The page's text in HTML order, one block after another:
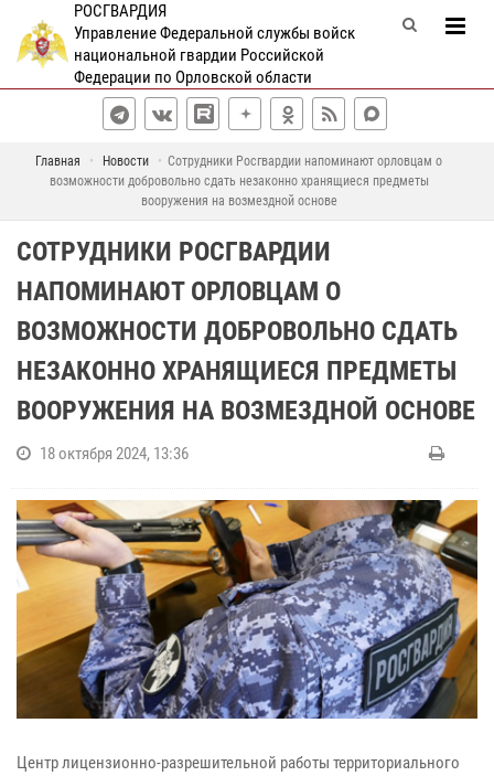
РОСГВАРДИЯ
Управление Федеральной службы войск
национальной гвардии Российской
Федерации по Орловской области
Главная Новости
Сотрудники Росгвардии напоминают орловцам о
возможности добровольно сдать незаконно хранящиеся предметы
вооружения на возмездной основе
СОТРУДНИКИ РОСГВАРДИИ
НАПОМИНАЮТ ОРЛОВЦАМ О
ВОЗМОЖНОСТИ ДОБРОВОЛЬНО СДАТЬ
НЕЗАКОННО ХРАНЯЩИЕСЯ ПРЕДМЕТЫ
ВООРУЖЕНИЯ НА ВОЗМЕЗДНОЙ ОСНОВЕ
18 октября 2024, 13:36
Центр лицензионно-разрешительной работы территориального